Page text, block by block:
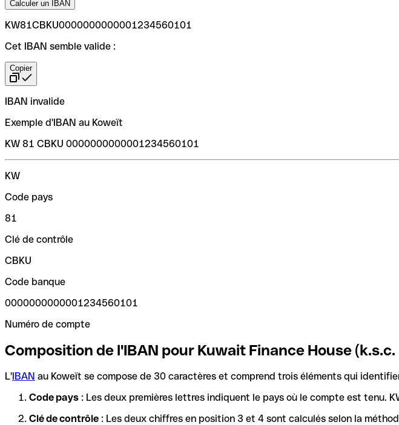
Calculer un IBAN
KW81CBKU0000000000001234560101
Cet IBAN semble valide :
Copier
IBAN invalide
Exemple d'IBAN au Koweït
KW 81 CBKU 0000000000001234560101
KW
Code pays
81
Clé de contrôle
CBKU
Code banque
0000000000001234560101
Numéro de compte
Composition de l'IBAN pour Kuwait Finance House (k.s.c.
L'IBAN au Koweït se compose de 30 caractères et comprend trois éléments qui
Code pays : Les deux premières lettres indiquent le pays où le compte est tenu.
Clé de contrôle : Les deux chiffres en position 3 et 4 sont calculés selon la